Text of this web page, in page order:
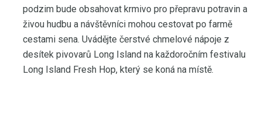
podzim bude obsahovat krmivo pro přepravu potravin a
živou hudbu a návštěvníci mohou cestovat po farmě
cestami sena. Uvádějte čerstvé chmelové nápoje z
desítek pivovarů Long Island na každoročním festivalu
Long Island Fresh Hop, který se koná na místě.